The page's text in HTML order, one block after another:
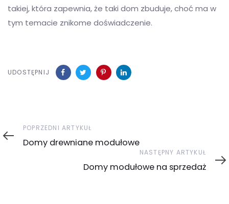
takiej, która zapewnia, że taki dom zbuduje, choć ma w
tym temacie znikome doświadczenie.
UDOSTĘPNIJ
Poprzedni
artykuł
POPRZEDNI ARTYKUŁ
Domy drewniane modułowe
artykuł
NASTĘPNY ARTYKUŁ
Domy modułowe na sprzedaż